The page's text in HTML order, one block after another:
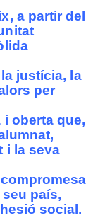
a partir del
justícia, la
per
oberta que,
i la seva
país,
social.